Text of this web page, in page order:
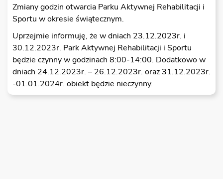
Zmiany godzin otwarcia Parku Aktywnej Rehabilitacji i
Sportu w okresie świątecznym.
Uprzejmie informuję, że w dniach 23.12.2023r. i
30.12.2023r. Park Aktywnej Rehabilitacji i Sportu
będzie czynny w godzinach 8:00-14:00. Dodatkowo w
dniach 24.12.2023r. – 26.12.2023r. oraz 31.12.2023r.
-01.01.2024r. obiekt będzie nieczynny.